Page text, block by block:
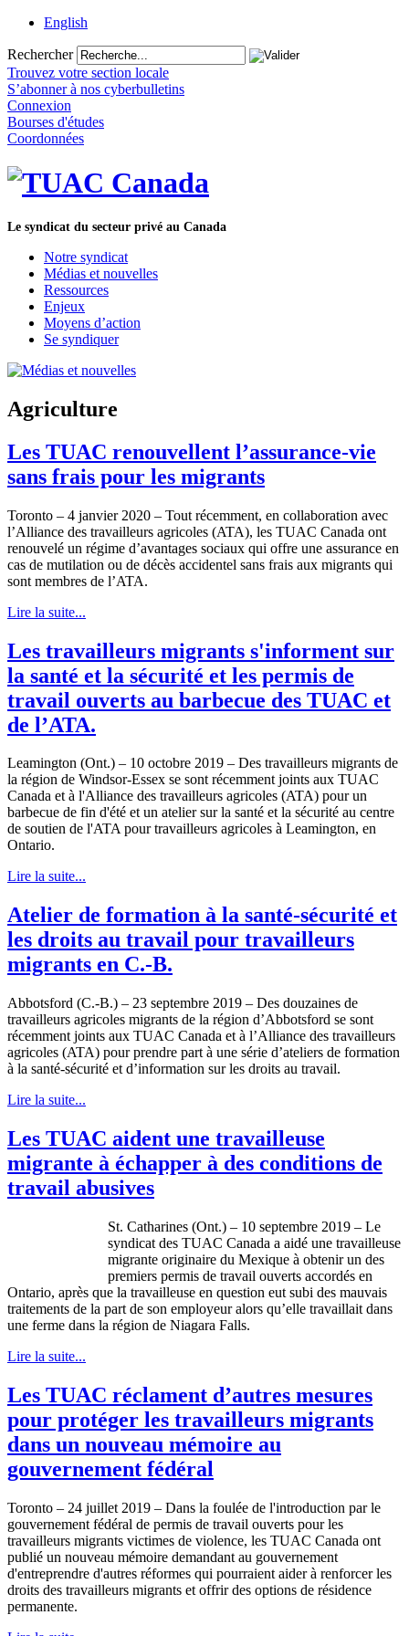
English
Rechercher
Trouvez votre section locale
S’abonner à nos cyberbulletins
Connexion
Bourses d'études
Coordonnées
Le syndicat du secteur privé au Canada
Notre syndicat
Médias et nouvelles
Ressources
Enjeux
Moyens d’action
Se syndiquer
Agriculture
Les TUAC renouvellent l’assurance-vie
sans frais pour les migrants
Toronto – 4 janvier 2020 – Tout récemment, en collaboration avec
l’Alliance des travailleurs agricoles (ATA), les TUAC Canada ont
renouvelé un régime d’avantages sociaux qui offre une assurance en
cas de mutilation ou de décès accidentel sans frais aux migrants qui
sont membres de l’ATA.
Lire la suite...
Les travailleurs migrants s'informent sur
la santé et la sécurité et les permis de
travail ouverts au barbecue des TUAC et
de l’ATA.
Leamington (Ont.) – 10 octobre 2019 – Des travailleurs migrants de
la région de Windsor-Essex se sont récemment joints aux TUAC
Canada et à l'Alliance des travailleurs agricoles (ATA) pour un
barbecue de fin d'été et un atelier sur la santé et la sécurité au centre
de soutien de l'ATA pour travailleurs agricoles à Leamington, en
Ontario.
Lire la suite...
Atelier de formation à la santé-sécurité et
les droits au travail pour travailleurs
migrants en C.-B.
Abbotsford (C.-B.) – 23 septembre 2019 – Des douzaines de
travailleurs agricoles migrants de la région d’Abbotsford se sont
récemment joints aux TUAC Canada et à l’Alliance des travailleurs
agricoles (ATA) pour prendre part à une série d’ateliers de formation
à la santé-sécurité et d’information sur les droits au travail.
Lire la suite...
Les TUAC aident une travailleuse
migrante à échapper à des conditions de
travail abusives
St. Catharines (Ont.) – 10 septembre 2019 – Le
syndicat des TUAC Canada a aidé une travailleuse
migrante originaire du Mexique à obtenir un des
premiers permis de travail ouverts accordés en
Ontario, après que la travailleuse en question eut subi des mauvais
traitements de la part de son employeur alors qu’elle travaillait dans
une ferme dans la région de Niagara Falls.
Lire la suite...
Les TUAC réclament d’autres mesures
pour protéger les travailleurs migrants
dans un nouveau mémoire au
gouvernement fédéral
Toronto – 24 juillet 2019 – Dans la foulée de l'introduction par le
gouvernement fédéral de permis de travail ouverts pour les
travailleurs migrants victimes de violence, les TUAC Canada ont
publié un nouveau mémoire demandant au gouvernement
d'entreprendre d'autres réformes qui pourraient aider à renforcer les
droits des travailleurs migrants et offrir des options de résidence
permanente.